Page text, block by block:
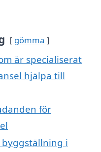
gömma
är specialiserat
hjälpa till
för
i